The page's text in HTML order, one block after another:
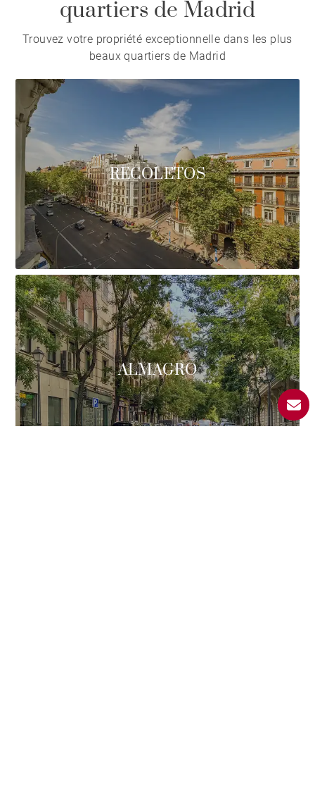
quartiers de Madrid
Trouvez votre propriété exceptionnelle dans les plus
beaux quartiers de Madrid
RECOLETOS
ALMAGRO